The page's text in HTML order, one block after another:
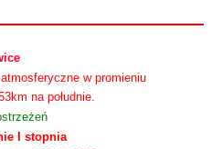
w promieniu
na południe.
I stopnia